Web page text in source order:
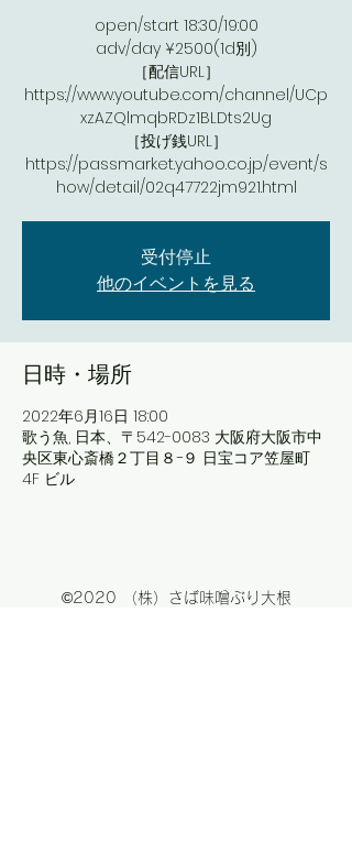
open/start 18:30/19:00
adv/day ¥2500(1d別)
［配信URL］
https://www.youtube.com/channel/UCp
xzAZQlmqbRDz1BLDts2Ug
［投げ銭URL］
https://passmarket.yahoo.co.jp/event/s
受付停止
他のイベントを見る
日時・場所
2022年6月16日 18:00
歌う魚, 日本、〒542-0083 大阪府大阪市中
央区東心斎橋２丁目８−９ 日宝コア笠屋町
4F ビル
©2020 （株）さば味噌ぶり大根